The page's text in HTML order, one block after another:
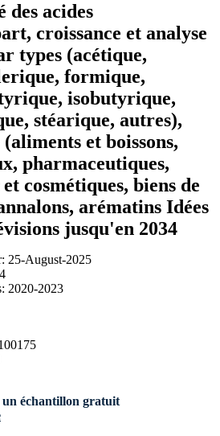
des acides
croissance et analyse
types (acétique,
formique,
isobutyrique,
stéarique, autres),
et boissons,
pharmaceutiques,
cosmétiques, biens de
arématins Idées
jusqu'en 2034
25-August-2025
2020-2023
un échantillon gratuit